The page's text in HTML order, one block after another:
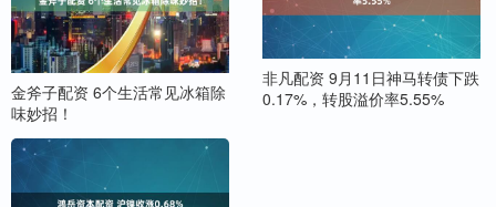
金斧子配资 6个生活常见冰箱除
味妙招！
非凡配资 9月11日神马转债下跌
0.17%，转股溢价率5.55%